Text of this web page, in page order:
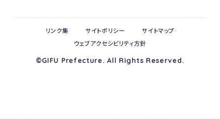
©GIFU Prefecture. All Rights Reserved.
リンク集 サイトポリシー
サイトマップ
ウェブアクセシビリティ方針